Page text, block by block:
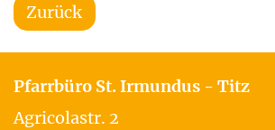
Zurück
Pfarrbüro St. Irmundus - Titz
Agricolastr. 2